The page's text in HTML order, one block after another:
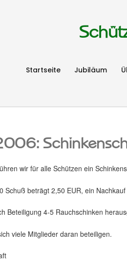
Startseite Jubiläum
wir für alle Schützen ein
Schuß beträgt 2,50 EUR, ein
Beteiligung 4-5 Rauchschinken
viele Mitglieder daran beteiligen.